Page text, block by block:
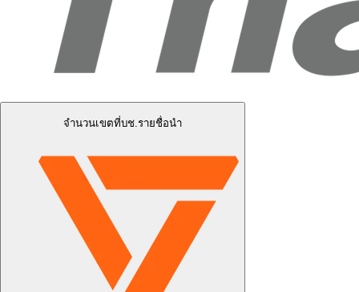
จำนวนเขตที่บช.รายชื่อนำ